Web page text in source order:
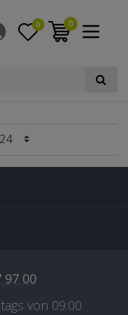
0 0
97 00
von 09:00